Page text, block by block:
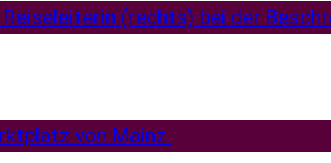
Reiseleiterin (rechts) bei der
von Mainz.